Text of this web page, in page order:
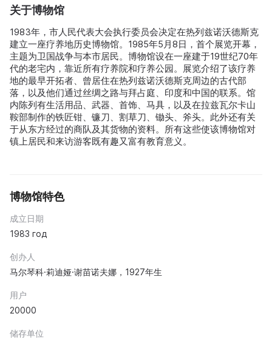
关于博物馆
1983年，市人民代表大会执行委员会决定在热列兹诺沃德斯克
建立一座疗养地历史博物馆。1985年5月8日，首个展览开幕，
主题为卫国战争与本市居民。博物馆设在一座建于19世纪70年
代的老宅内，靠近所有疗养院和疗养公园。展览介绍了该疗养
地的最早开拓者、曾居住在热列兹诺沃德斯克周边的古代部
落，以及他们通过丝绸之路与拜占庭、印度和中国的联系。馆
内陈列有生活用品、武器、首饰、马具，以及在拉兹瓦尔卡山
鞍部制作的铁匠钳、镰刀、割草刀、锄头、斧头。此外还有关
于从东方经过的商队及其货物的资料。所有这些使该博物馆对
镇上居民和来访游客既有趣又富有教育意义。
博物馆特色
成立日期
1983 год
创办人
马尔琴科·莉迪娅·谢苗诺夫娜，1927年生
用户
20000
储存单位